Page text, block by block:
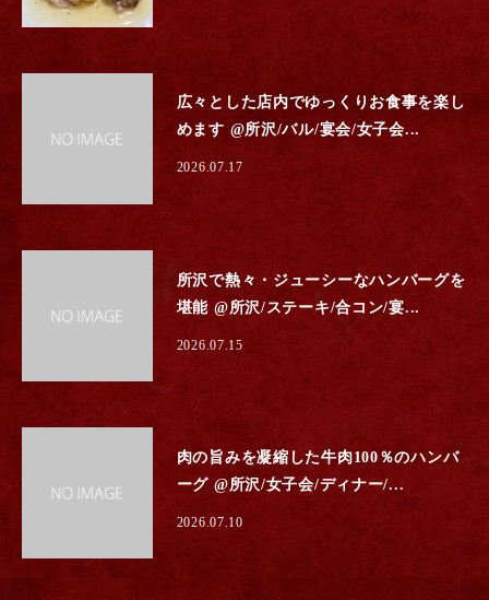
広々とした店内でゆっくりお食事を楽し
めます @所沢/バル/宴会/女子会...
2026.07.17
所沢で熱々・ジューシーなハンバーグを
堪能 @所沢/ステーキ/合コン/宴...
2026.07.15
肉の旨みを凝縮した牛肉100％のハンバ
ーグ @所沢/女子会/ディナー/...
2026.07.10